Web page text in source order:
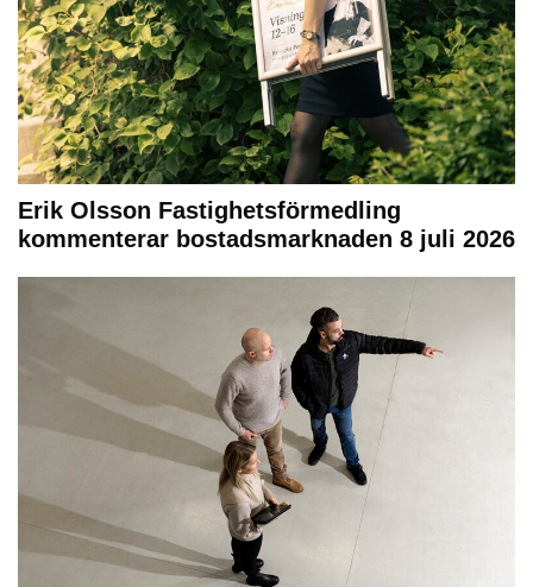
Erik Olsson Fastighetsförmedling
kommenterar bostadsmarknaden 8 juli 2026